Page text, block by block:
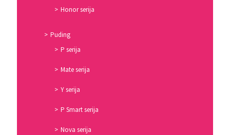
Honor serija
Puding
P serija
Mate serija
Y serija
P Smart serija
Nova serija